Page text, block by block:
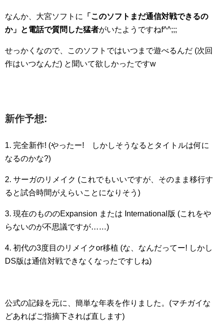
なんか、大宮ソフトに
「このソフトまだ通信対戦できるの
か」と電話で質問した猛者がいたようですねf^^;;;
せっかくなので、このソフトではいつまで遊べるんだ (次回
作はいつなんだ) と聞いて欲しかったですw
新作予想:
1. 完全新作! (やったー! しかしそうなるとタイトルは何に
なるのかな?)
2. サーガのリメイク (これでもいいですが、そのまま移行す
ると試合時間がえらいことになりそう)
3. 現在のもののExpansion または International版 (これをや
らないのが不思議ですが……)
4. 初代の3度目のリメイクor移植 (な、なんだってー! しかし
DS版は通信対戦できなくなったですしね)
公式の記録を元に、簡単な年表を作りました。(マチガイな
どあればご指摘下されば直します)